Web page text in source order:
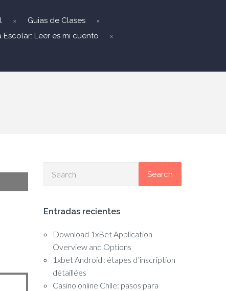
Guias de Clases
Leer es mi cuento
Search
Entradas recientes
Download 1xBet Application
Overview and Options
1xbet Android : étapes d’inscription
détaillées
Casino online Chile: pasos para